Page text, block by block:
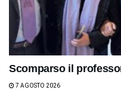
Scomparso il
7 AGOSTO 2026